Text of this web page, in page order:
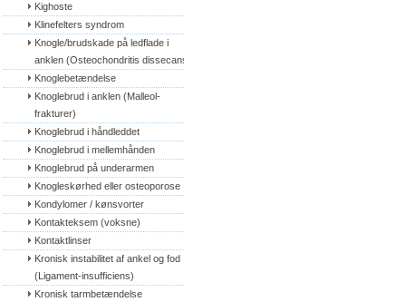
Kighoste
Klinefelters syndrom
Knogle/brudskade på ledflade i
anklen (Osteochondritis dissecans)
Knoglebetændelse
Knoglebrud i anklen (Malleol-
frakturer)
Knoglebrud i håndleddet
Knoglebrud i mellemhånden
Knoglebrud på underarmen
Knogleskørhed eller osteoporose
Kondylomer / kønsvorter
Kontakteksem (voksne)
Kontaktlinser
Kronisk instabilitet af ankel og fod
(Ligament-insufficiens)
Kronisk tarmbetændelse